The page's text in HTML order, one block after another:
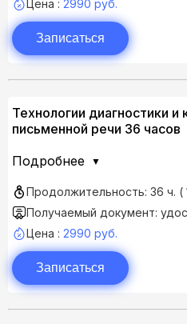
Цена : 2990 руб.
Записаться
Технологии диагностики
письменной речи 36 часов
Подробнее
Продолжительность: 36 ч. (
Получаемый документ:
Цена : 2990 руб.
Записаться